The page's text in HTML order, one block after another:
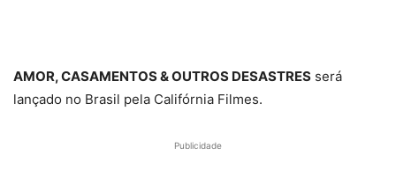
AMOR, CASAMENTOS & OUTROS DESASTRES será
lançado no Brasil pela Califórnia Filmes.
Publicidade